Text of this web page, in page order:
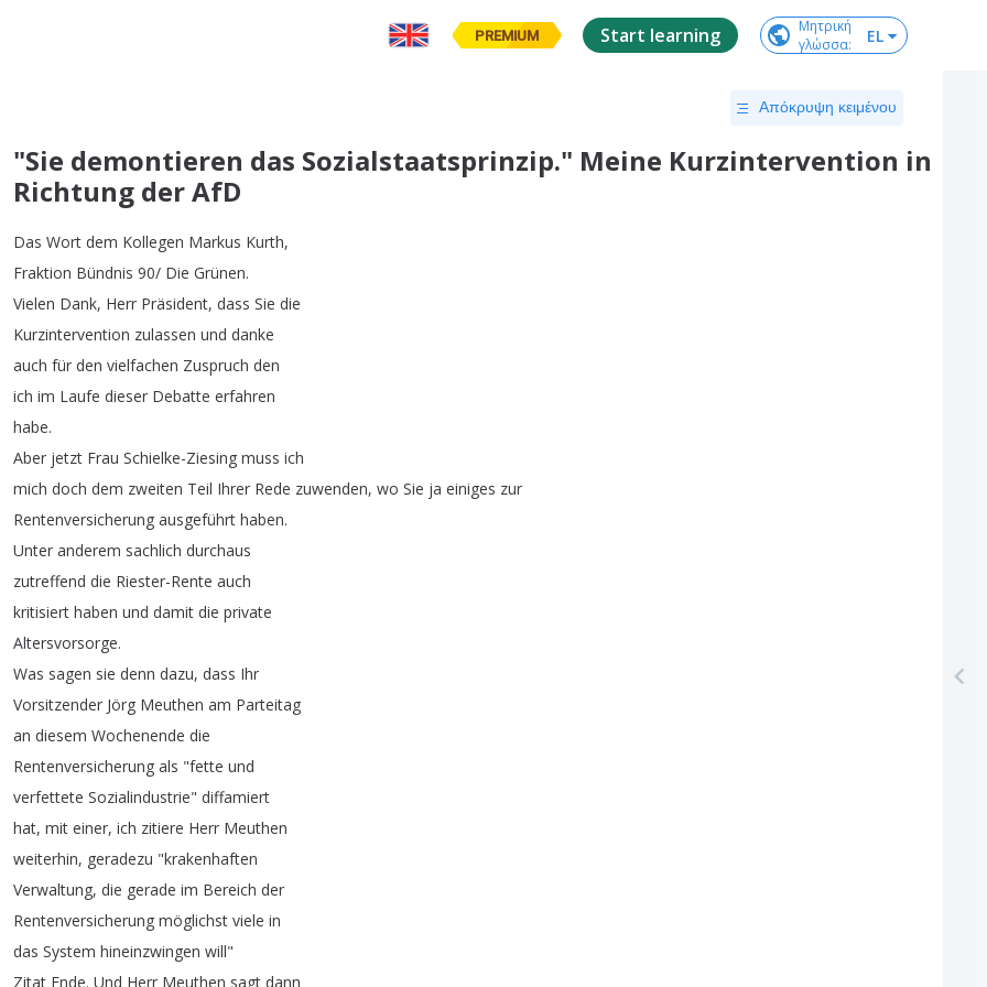
PREMIUM Start learning
Μητρική
γλώσσα: EL
Απόκρυψη κειμένου
"Sie demontieren das Sozialstaatsprinzip." Meine Kurzintervention in
Richtung der AfD
Das Wort dem Kollegen Markus Kurth,
Fraktion Bündnis 90/ Die Grünen.
Vielen Dank, Herr Präsident, dass Sie die
Kurzintervention zulassen und danke
auch für den vielfachen Zuspruch den
ich im Laufe dieser Debatte erfahren
habe.
Aber jetzt Frau Schielke-Ziesing muss ich
mich doch dem zweiten Teil Ihrer Rede zuwenden, wo Sie ja einiges zur
Rentenversicherung ausgeführt haben.
Unter anderem sachlich durchaus
zutreffend die Riester-Rente auch
kritisiert haben und damit die private
Altersvorsorge.
Was sagen sie denn dazu, dass Ihr
Vorsitzender Jörg Meuthen am Parteitag
an diesem Wochenende die
Rentenversicherung als "fette und
verfettete Sozialindustrie" diffamiert
hat, mit einer, ich zitiere Herr Meuthen
weiterhin, geradezu "krakenhaften
Verwaltung, die gerade im Bereich der
Rentenversicherung möglichst viele in
das System hineinzwingen will"
Zitat Ende. Und Herr Meuthen sagt dann